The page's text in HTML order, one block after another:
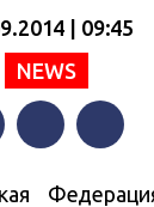
| 09:45
NEWS